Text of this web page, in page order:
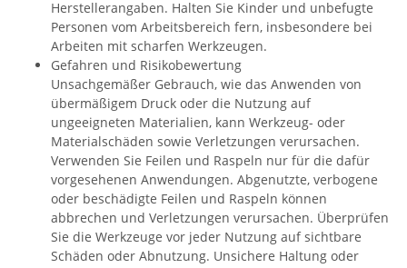
Herstellerangaben. Halten Sie Kinder und unbefugte
Personen vom Arbeitsbereich fern, insbesondere bei
Arbeiten mit scharfen Werkzeugen.
Gefahren und Risikobewertung
Unsachgemäßer Gebrauch, wie das Anwenden von
übermäßigem Druck oder die Nutzung auf
ungeeigneten Materialien, kann Werkzeug- oder
Materialschäden sowie Verletzungen verursachen.
Verwenden Sie Feilen und Raspeln nur für die dafür
vorgesehenen Anwendungen. Abgenutzte, verbogene
oder beschädigte Feilen und Raspeln können
abbrechen und Verletzungen verursachen. Überprüfen
Sie die Werkzeuge vor jeder Nutzung auf sichtbare
Schäden oder Abnutzung. Unsichere Haltung oder